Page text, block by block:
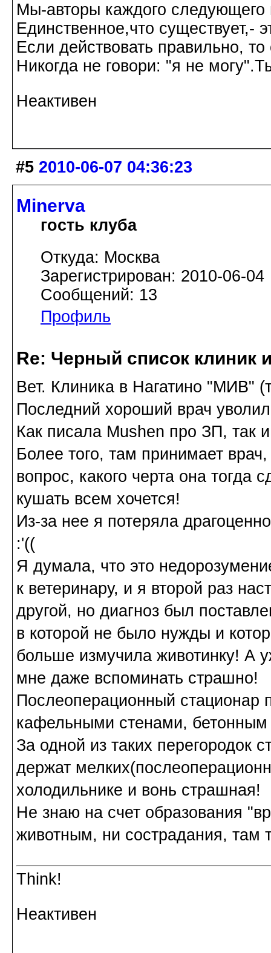
Мы-авторы каждого следующего
Единственное,что существует,-
Если действовать правильно,
Никогда не говори: "я не
Неактивен
#5 2010-06-07 04:36:23
Minerva
гость клуба
Откуда: Москва
Зарегистрирован: 2010-06-04
Сообщений: 13
Профиль
Re: Черный список клиник
Вет. Клиника в Нагатино "МИВ"
Последний хороший врач
Как писала Mushen про ЗП, так
Более того, там принимает
вопрос, какого черта она тогда
кушать всем хочется!
Из-за нее я потеряла
:'((
Я думала, что это
к ветеринару, и я второй раз
другой, но диагноз был
в которой не было нужды и
больше измучила животинку! А
мне даже вспоминать страшно!
Послеоперационный стационар
кафельными стенами,
За одной из таких перегородок
держат
холодильнике и вонь страшная!
Не знаю на счет образования
животным, ни сострадания, там
Think!
Неактивен